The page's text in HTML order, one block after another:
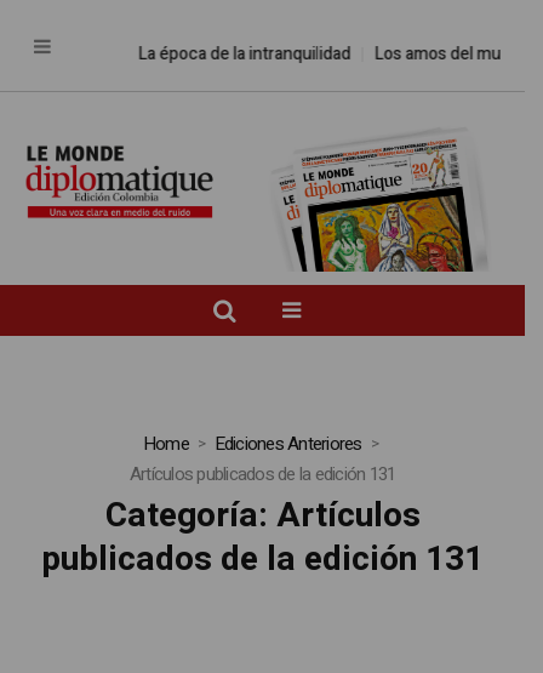
La época de la intranquilidad Los amos del mundo
Home
Ediciones Anteriores
Artículos publicados de la edición 131
Categoría: Artículos
publicados de la edición 131